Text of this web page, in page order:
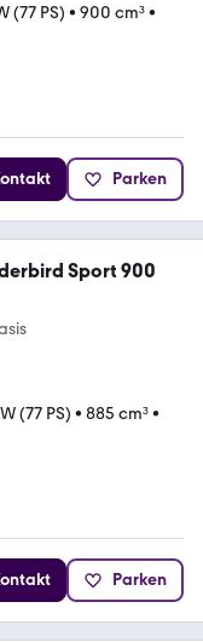
(77 PS) • 900 cm³•
Parken
Sport 900
(77 PS) • 885 cm³•
Parken